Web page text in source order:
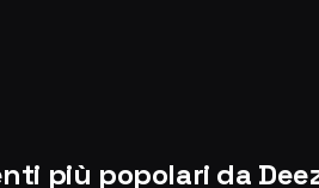
più popolari da